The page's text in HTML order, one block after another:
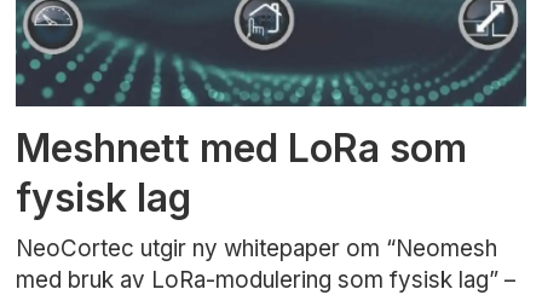
Meshnett med LoRa som
fysisk lag
NeoCortec utgir ny whitepaper om “Neomesh
med bruk av LoRa-modulering som fysisk lag” –